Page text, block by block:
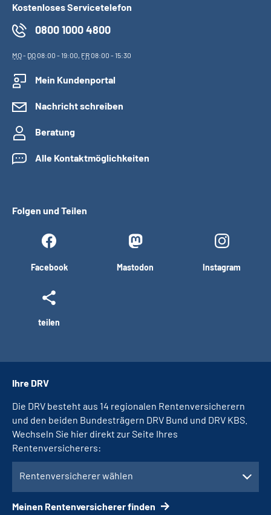
Kostenloses Servicetelefon
0800 1000 4800
MO- DO08:00 - 19:00, FR08:00 - 15:30
Mein Kundenportal
Nachricht schreiben
Beratung
Alle Kontaktmöglichkeiten
Folgen und Teilen
Facebook Mastodon Instagram
teilen
Ihre DRV
Die DRV besteht aus 14 regionalen Rentenversicherern
und den beiden Bundesträgern DRV Bund und DRV KBS.
Wechseln Sie hier direkt zur Seite Ihres
Rentenversicherers:
Rentenversicherer wählen
Meinen Rentenversicherer finden